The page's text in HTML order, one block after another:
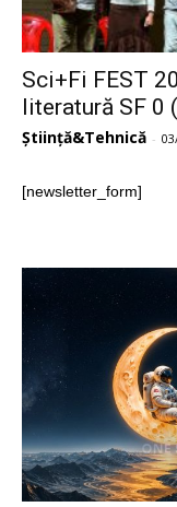
Sci+Fi FEST
literatură SF 0
Știință&Tehnică -
[newsletter_form]